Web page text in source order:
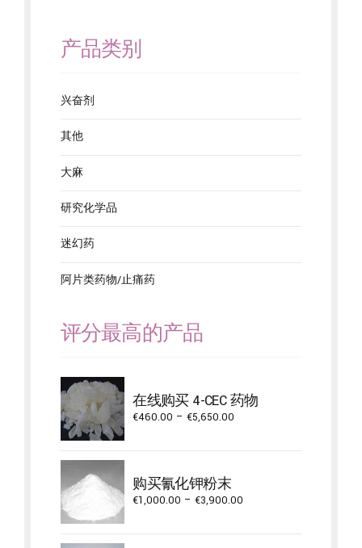
产品类别
兴奋剂
其他
大麻
研究化学品
迷幻药
阿片类药物/止痛药
评分最高的产品
在线购买 4-CEC 药物
€460.00 – €5,650.00
购买氰化钾粉末
€1,000.00 – €3,900.00